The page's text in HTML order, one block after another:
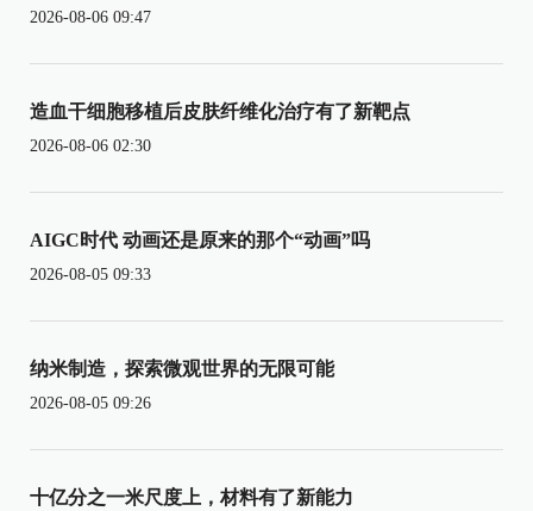
2026-08-06 09:47
造血干细胞移植后皮肤纤维化治疗有了新靶点
2026-08-06 02:30
AIGC时代 动画还是原来的那个“动画”吗
2026-08-05 09:33
纳米制造，探索微观世界的无限可能
2026-08-05 09:26
十亿分之一米尺度上，材料有了新能力